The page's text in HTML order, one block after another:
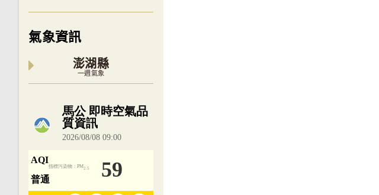
氣象資訊
澎湖縣
一週氣象
內嵌空氣品質小工具為視覺預覽，完整即時空氣品質資料請開啟